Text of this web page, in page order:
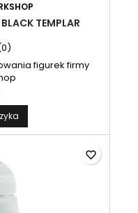
TEMPLAR
figurek firmy
favorite_border